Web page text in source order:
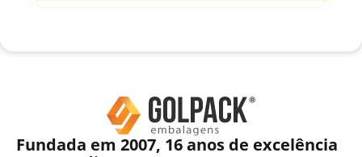
Fundada em 2007, 16 anos de excelência